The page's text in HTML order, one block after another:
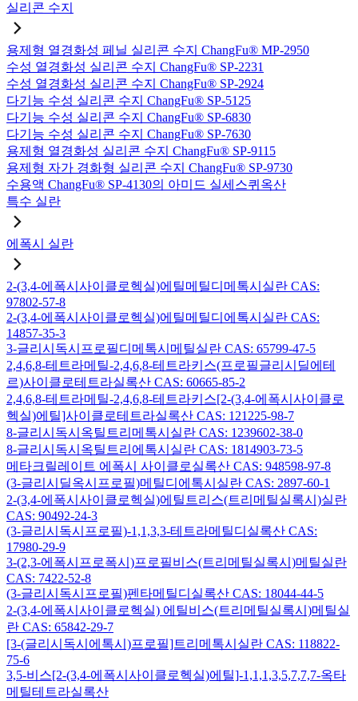
실리콘 수지
용제형 열경화성 페닐 실리콘 수지 ChangFu® MP-2950
수성 열경화성 실리콘 수지 ChangFu® SP-2231
수성 열경화성 실리콘 수지 ChangFu® SP-2924
다기능 수성 실리콘 수지 ChangFu® SP-5125
다기능 수성 실리콘 수지 ChangFu® SP-6830
다기능 수성 실리콘 수지 ChangFu® SP-7630
용제형 열경화성 실리콘 수지 ChangFu® SP-9115
용제형 자가 경화형 실리콘 수지 ChangFu® SP-9730
수용액 ChangFu® SP-4130의 아미드 실세스퀴옥산
특수 실란
에폭시 실란
2-(3,4-에폭시사이클로헥실)에틸메틸디메톡시실란 CAS:
97802-57-8
2-(3,4-에폭시사이클로헥실)에틸메틸디에톡시실란 CAS:
14857-35-3
3-글리시독시프로필디메톡시메틸실란 CAS: 65799-47-5
2,4,6,8-테트라메틸-2,4,6,8-테트라키스(프로필글리시딜에테
르)사이클로테트라실록산 CAS: 60665-85-2
2,4,6,8-테트라메틸-2,4,6,8-테트라키스[2-(3,4-에폭시사이클로
헥실)에틸]사이클로테트라실록산 CAS: 121225-98-7
8-글리시독시옥틸트리메톡시실란 CAS: 1239602-38-0
8-글리시독시옥틸트리에톡시실란 CAS: 1814903-73-5
메타크릴레이트 에폭시 사이클로실록산 CAS: 948598-97-8
(3-글리시딜옥시프로필)메틸디에톡시실란 CAS: 2897-60-1
2-(3,4-에폭시사이클로헥실)에틸트리스(트리메틸실록시)실란
CAS: 90492-24-3
(3-글리시독시프로필)-1,1,3,3-테트라메틸디실록산 CAS:
17980-29-9
3-(2,3-에폭시프로폭시)프로필비스(트리메틸실록시)메틸실란
CAS: 7422-52-8
(3-글리시독시프로필)펜타메틸디실록산 CAS: 18044-44-5
2-(3,4-에폭시사이클로헥실) 에틸비스(트리메틸실록시)메틸실
란 CAS: 65842-29-7
[3-(글리시독시에톡시)프로필]트리메톡시실란 CAS: 118822-
75-6
3,5-비스[2-(3,4-에폭시사이클로헥실)에틸]-1,1,1,3,5,7,7,7-옥타
메틸테트라실록산